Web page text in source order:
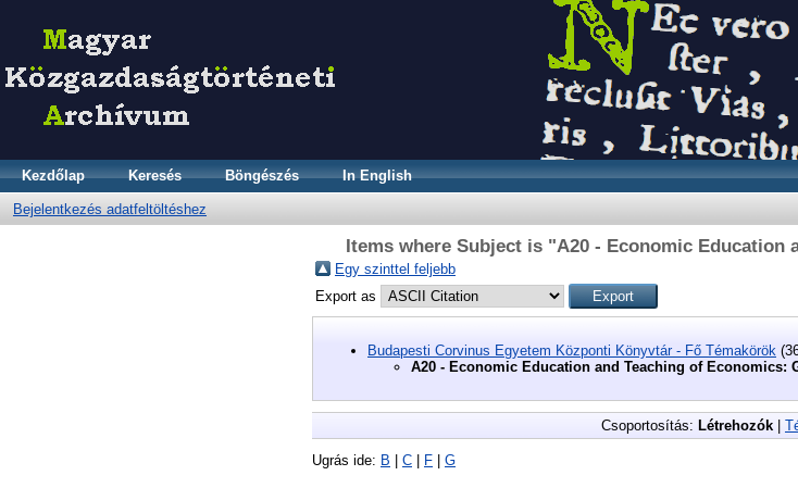
Kezdőlap Keresés Böngészés In English
Bejelentkezés adatfeltöltéshez
Items where Subject is "A20 - Economic Education
Egy szinttel feljebb
Export as
Budapesti Corvinus Egyetem Központi Könyvtár - Fő Témakörök
A20 - Economic Education and Teaching of Economics:
Csoportosítás: Létrehozók |
Ugrás ide: B | C | F | G